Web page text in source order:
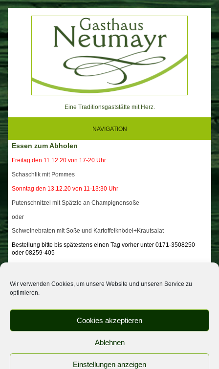
Wir verwenden Cookies, um unsere Website und unseren Service zu
optimieren.
Cookies akzeptieren
Ablehnen
Einstellungen anzeigen
Skip
Eine Traditionsgaststätte mit Herz.
NAVIGATION
Essen zum Abholen
Freitag den 11.12.20 von 17-20 Uhr
Schaschlik mit Pommes
Sonntag den 13.12.20 von 11-13:30 Uhr
Putenschnitzel mit Spätzle an Champignonsoße
oder
Schweinebraten mit Soße und Kartoffelknödel+Krautsalat
Bestellung bitte bis spätestens einen Tag vorher unter 0171-3508250
oder 08259-405
Urlaub